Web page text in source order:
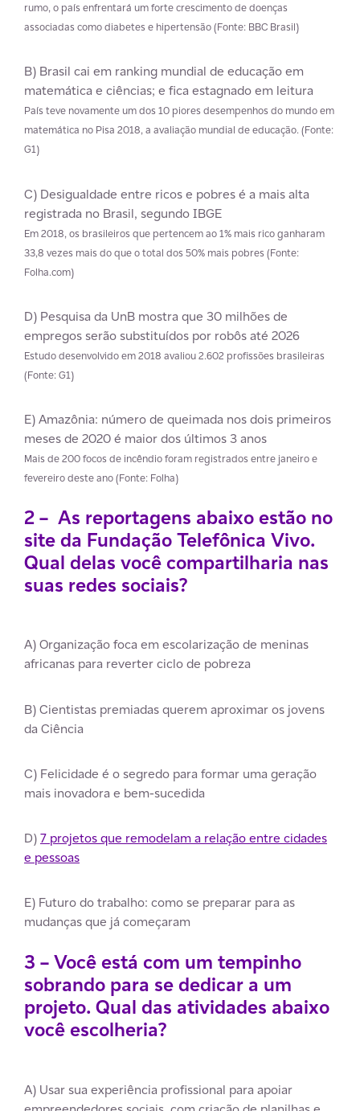
rumo, o país enfrentará um forte crescimento de doenças
associadas como diabetes e hipertensão (Fonte: BBC Brasil)
B) Brasil cai em ranking mundial de educação em
matemática e ciências; e fica estagnado em leitura
País teve novamente um dos 10 piores desempenhos do mundo em
matemática no Pisa 2018, a avaliação mundial de educação. (Fonte:
G1)
C) Desigualdade entre ricos e pobres é a mais alta
registrada no Brasil, segundo IBGE
Em 2018, os brasileiros que pertencem ao 1% mais rico ganharam
33,8 vezes mais do que o total dos 50% mais pobres (Fonte:
Folha.com)
D) Pesquisa da UnB mostra que 30 milhões de
empregos serão substituídos por robôs até 2026
Estudo desenvolvido em 2018 avaliou 2.602 profissões brasileiras
(Fonte: G1)
E) Amazônia: número de queimada nos dois primeiros
meses de 2020 é maior dos últimos 3 anos
Mais de 200 focos de incêndio foram registrados entre janeiro e
fevereiro deste ano (Fonte: Folha)
2 – As reportagens abaixo estão no
site da Fundação Telefônica Vivo.
Qual delas você compartilharia nas
suas redes sociais?
A) Organização foca em escolarização de meninas
africanas para reverter ciclo de pobreza
B) Cientistas premiadas querem aproximar os jovens
da Ciência
C) Felicidade é o segredo para formar uma geração
mais inovadora e bem-sucedida
D)7 projetos que remodelam a relação entre cidades
e pessoas
E) Futuro do trabalho: como se preparar para as
mudanças que já começaram
3 – Você está com um tempinho
sobrando para se dedicar a um
projeto. Qual das atividades abaixo
você escolheria?
A) Usar sua experiência profissional para apoiar